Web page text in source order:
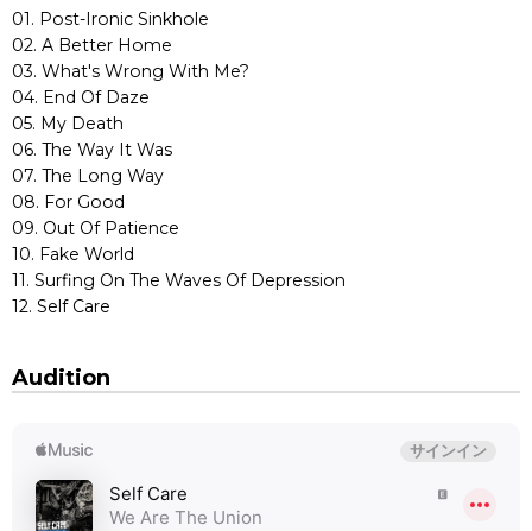
01. Post-Ironic Sinkhole
02. A Better Home
03. What's Wrong With Me?
04. End Of Daze
05. My Death
06. The Way It Was
07. The Long Way
08. For Good
09. Out Of Patience
10. Fake World
11. Surfing On The Waves Of Depression
12. Self Care
Audition